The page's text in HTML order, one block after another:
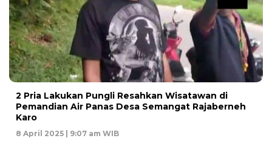
2 Pria Lakukan Pungli Resahkan Wisatawan di
Pemandian Air Panas Desa Semangat Rajaberneh
Karo
8 April 2025 | 9:07 am WIB